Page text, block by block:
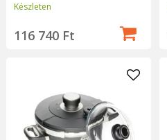
Készleten
116 740 Ft